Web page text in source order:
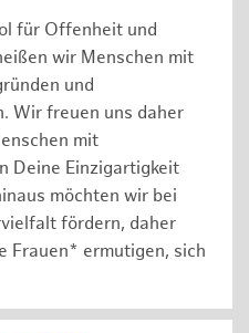
für Offenheit und
wir Menschen mit
und
Wir freuen uns daher
mit
Deine Einzigartigkeit
möchten wir bei
fördern, daher
Frauen* ermutigen, sich